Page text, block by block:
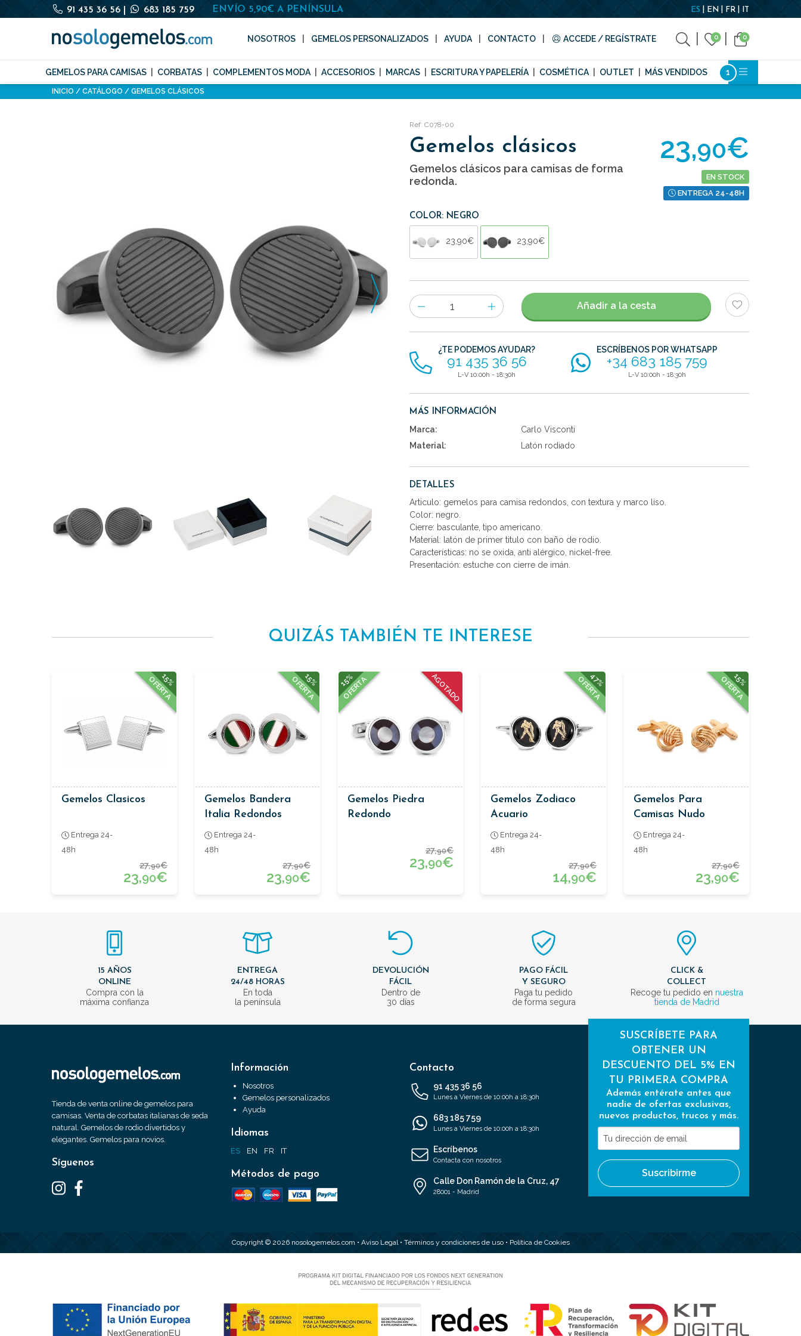
91 435 36 56 683 185 759 ENVÍO 5,90€ A PENÍNSULA ES EN FR IT
NOSOTROS GEMELOS PERSONALIZADOS AYUDA CONTACTO ACCEDE / REGÍSTRATE 0 0
GEMELOS PARA CAMISAS CORBATAS COMPLEMENTOS MODA ACCESORIOS MARCAS ESCRITURA Y PAPELERÍA COSMÉTICA OUTLET MÁS VENDIDOS
INICIO CATÁLOGO GEMELOS CLÁSICOS
Ref: C078-00
Gemelos clásicos
Gemelos clásicos para camisas de forma
redonda.
23,90€
EN STOCK
ENTREGA 24-48H
COLOR: NEGRO
23,90€ 23,90€
Número
de
artículos
Añadir a la cesta
¿TE PODEMOS AYUDAR?
91 435 36 56
L-V 10:00h - 18:30h
ESCRÍBENOS POR WHATSAPP
+34 683 185 759
L-V 10:00h - 18:30h
MÁS INFORMACIÓN
Marca:
Carlo Visconti
Material:
Latón rodiado
DETALLES
Articulo: gemelos para camisa redondos, con textura y marco liso.
Color: negro.
Cierre: basculante, tipo americano.
Material: latón de primer titulo con baño de rodio.
Características: no se oxida, anti alérgico, nickel-free.
Presentación: estuche con cierre de imán.
QUIZÁS TAMBIÉN TE INTERESE
15%
OFERTA
Gemelos Clasicos
Entrega 24-
48h
27,90€
23,90€
15%
OFERTA
Gemelos Bandera
Italia Redondos
Entrega 24-
48h
27,90€
23,90€
AGOTADO
15%
OFERTA
Gemelos Piedra
Redondo
27,90€
23,90€
47%
OFERTA
Gemelos Zodiaco
Acuario
Entrega 24-
48h
27,90€
14,90€
15%
OFERTA
Gemelos Para
Camisas Nudo
Dorado
Entrega 24-
48h
27,90€
23,90€
15 AÑOS
ONLINE
Compra con la
máxima confianza
ENTREGA
24/48 HORAS
En toda
la península
DEVOLUCIÓN
FÁCIL
Dentro de
30 días
PAGO FÁCIL
Y SEGURO
Paga tu pedido
de forma segura
CLICK &
COLLECT
Recoge tu pedido en nuestra
tienda de Madrid
Tienda de venta online de gemelos para
camisas. Venta de corbatas italianas de seda
natural. Gemelos de rodio divertidos y
elegantes. Gemelos para novios.
Síguenos
Información
Nosotros
Gemelos personalizados
Ayuda
Idiomas
ES EN FR IT
Métodos de pago
Contacto
91 435 36 56
Lunes a Viernes de 10:00h a 18:30h
683 185 759
Lunes a Viernes de 10:00h a 18:30h
Escríbenos
Contacta con nosotros
Calle Don Ramón de la Cruz, 47
28001 - Madrid
SUSCRÍBETE PARA
OBTENER UN
DESCUENTO DEL 5% EN
TU PRIMERA COMPRA
Además entérate antes que
nadie de ofertas exclusivas,
nuevos productos, trucos y más.
Tu
dirección
de
email
Suscribirme
Copyright © 2026 nosologemelos.com • Aviso Legal • Términos y condiciones de uso• Política de Cookies